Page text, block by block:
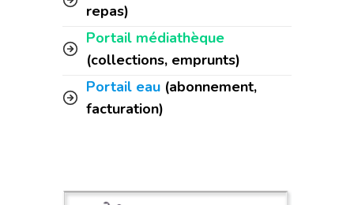
repas)
Portail médiathèque
(collections, emprunts)
Portail eau (abonnement,
facturation)